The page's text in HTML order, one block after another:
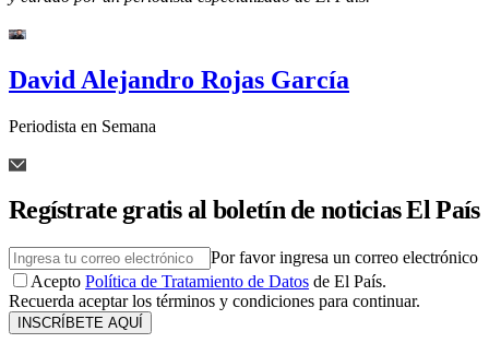
David Alejandro Rojas García
Periodista en Semana
Regístrate gratis al boletín de noticias El País
Por favor ingresa un correo electrónico
Acepto Política de Tratamiento de Datos de El País.
Recuerda aceptar los términos y condiciones para continuar.
INSCRÍBETE AQUÍ